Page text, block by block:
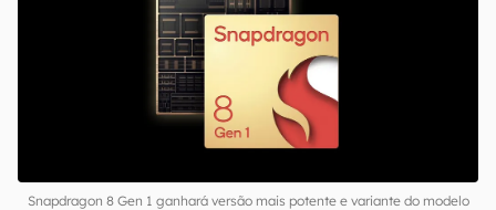
Snapdragon 8 Gen 1 ganhará versão mais potente e variante do modelo